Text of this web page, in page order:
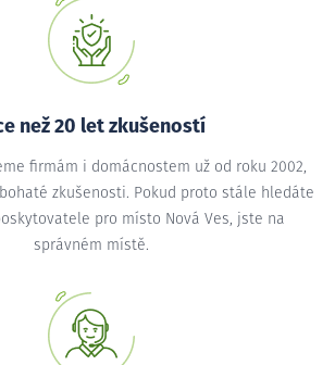
než 20 let zkušeností
firmám i domácnostem už od roku 2002,
zkušenosti. Pokud proto stále hledáte
pro místo Nová Ves, jste na
správném místě.